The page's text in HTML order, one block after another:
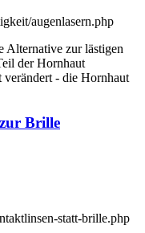
augenlasern.php
Alternative zur lästigen
der Hornhaut
- die Hornhaut
Brille
statt-brille.php